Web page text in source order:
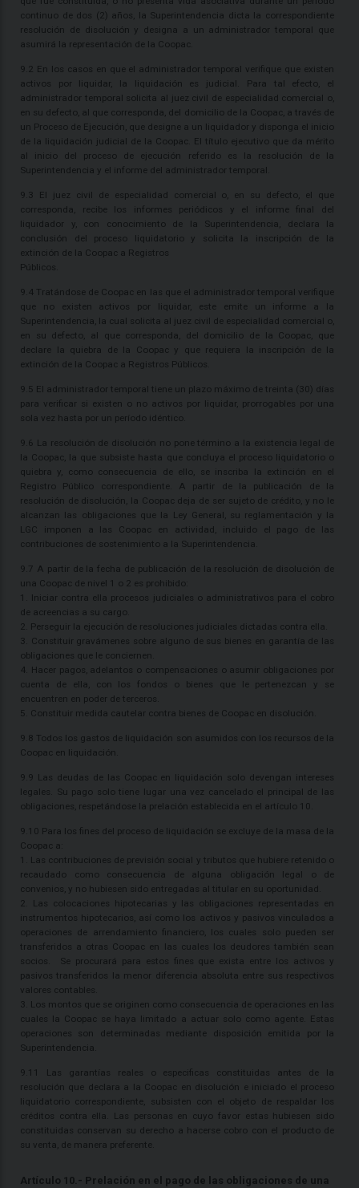
continuo de dos (2) años, la Superintendencia dicta la correspondiente
resolución de disolución y designa a un administrador temporal que
asumirá la representación de la Coopac.
9.2 En los casos en que el administrador temporal verifique que existen
activos por liquidar, la liquidación es judicial. Para tal efecto, el
administrador temporal solicita al juez civil de especialidad comercial o,
en su defecto, al que corresponda, del domicilio de la Coopac, a través de
un Proceso de Ejecución, que designe a un liquidador y disponga el inicio
de la liquidación judicial de la Coopac. El título ejecutivo que da mérito
al inicio del proceso de ejecución referido es la resolución de la
Superintendencia y el informe del administrador temporal.
9.3 El juez civil de especialidad comercial o, en su defecto, el que
corresponda, recibe los informes periódicos y el informe final del
liquidador y, con conocimiento de la Superintendencia, declara la
conclusión del proceso liquidatorio y solicita la inscripción de la
extinción de la Coopac a Registros
Públicos.
9.4 Tratándose de Coopac en las que el administrador temporal verifique
que no existen activos por liquidar, este emite un informe a la
Superintendencia, la cual solicita al juez civil de especialidad comercial o,
en su defecto, al que corresponda, del domicilio de la Coopac, que
declare la quiebra de la Coopac y que requiera la inscripción de la
extinción de la Coopac a Registros Públicos.
9.5 El administrador temporal tiene un plazo máximo de treinta (30) días
para verificar si existen o no activos por liquidar, prorrogables por una
sola vez hasta por un período idéntico.
9.6 La resolución de disolución no pone término a la existencia legal de
la Coopac, la que subsiste hasta que concluya el proceso liquidatorio o
quiebra y, como consecuencia de ello, se inscriba la extinción en el
Registro Público correspondiente. A partir de la publicación de la
resolución de disolución, la Coopac deja de ser sujeto de crédito, y no le
alcanzan las obligaciones que la Ley General, su reglamentación y la
LGC imponen a las Coopac en actividad, incluido el pago de las
contribuciones de sostenimiento a la Superintendencia.
9.7 A partir de la fecha de publicación de la resolución de disolución de
una Coopac de nivel 1 o 2 es prohibido:
1. Iniciar contra ella procesos judiciales o administrativos para el cobro
de acreencias a su cargo.
2. Perseguir la ejecución de resoluciones judiciales dictadas contra ella.
3. Constituir gravámenes sobre alguno de sus bienes en garantía de las
obligaciones que le conciernen.
4. Hacer pagos, adelantos o compensaciones o asumir obligaciones por
cuenta de ella, con los fondos o bienes que le pertenezcan y se
encuentren en poder de terceros.
5. Constituir medida cautelar contra bienes de Coopac en disolución.
9.8 Todos los gastos de liquidación son asumidos con los recursos de la
Coopac en liquidación.
9.9 Las deudas de las Coopac en liquidación solo devengan intereses
legales. Su pago solo tiene lugar una vez cancelado el principal de las
obligaciones, respetándose la prelación establecida en el artículo 10.
9.10 Para los fines del proceso de liquidación se excluye de la masa de la
Coopac a:
1. Las contribuciones de previsión social y tributos que hubiere retenido o
recaudado como consecuencia de alguna obligación legal o de
convenios, y no hubiesen sido entregadas al titular en su oportunidad.
2. Las colocaciones hipotecarias y las obligaciones representadas en
instrumentos hipotecarios, así como los activos y pasivos vinculados a
operaciones de arrendamiento financiero, los cuales solo pueden ser
transferidos a otras Coopac en las cuales los deudores también sean
socios. Se procurará para estos fines que exista entre los activos y
pasivos transferidos la menor diferencia absoluta entre sus respectivos
valores contables.
3. Los montos que se originen como consecuencia de operaciones en las
cuales la Coopac se haya limitado a actuar solo como agente. Estas
operaciones son determinadas mediante disposición emitida por la
Superintendencia.
9.11 Las garantías reales o especificas constituidas antes de la
resolución que declara a la Coopac en disolución e iniciado el proceso
liquidatorio correspondiente, subsisten con el objeto de respaldar los
créditos contra ella. Las personas en cuyo favor estas hubiesen sido
constituidas conservan su derecho a hacerse cobro con el producto de
su venta, de manera preferente.
Artículo 10.- Prelación en el pago de las obligaciones de una